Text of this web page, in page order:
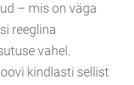
– mis on väga
reeglina
vahel.
kindlasti sellist